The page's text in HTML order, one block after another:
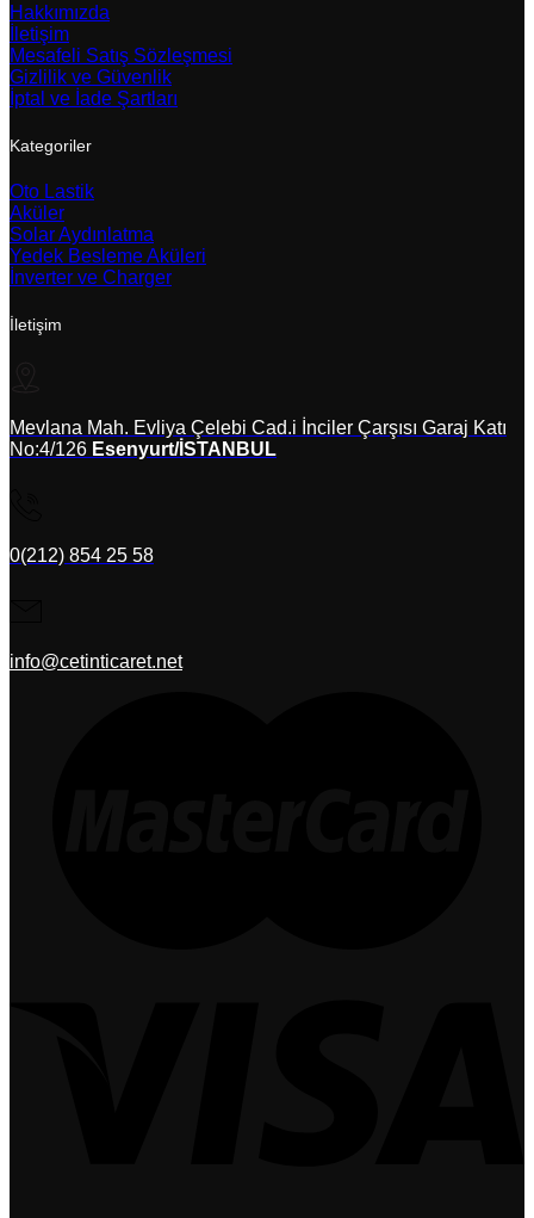
Hakkımızda
İletişim
Mesafeli Satış Sözleşmesi
Gizlilik ve Güvenlik
İptal ve İade Şartları
Kategoriler
Oto Lastik
Aküler
Solar Aydınlatma
Yedek Besleme Aküleri
İnverter ve Charger
İletişim
Mevlana Mah. Evliya Çelebi Cad.i İnciler Çarşısı Garaj Katı
No:4/126 Esenyurt/İSTANBUL
0(212) 854 25 58
info@cetinticaret.net